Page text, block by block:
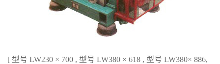
[ 型号 LW230 × 700 , 型号 LW380 × 618 , 型号 LW380× 886,